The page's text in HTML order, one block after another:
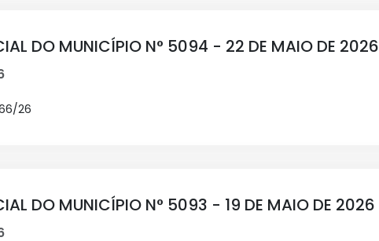
DO MUNICÍPIO N° 5094 - 22 DE MAIO DE 2026
26
DO MUNICÍPIO N° 5093 - 19 DE MAIO DE 2026